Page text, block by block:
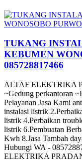
TUKANG
KEBUMEN
085728817466
ALTAF ELEKTRIKA
~Gedung perkantoran
Pelayanan Jasa Kami
instalasi listrik
listrik 4.Perbaikan
listrik 6.Pembuatan
Kwh 8.Jasa Tambah
Hubungi WA -
ELEKTRIKA